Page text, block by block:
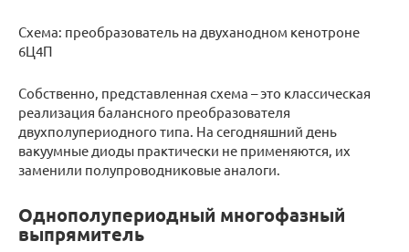
Схема: преобразователь на двуханодном кенотроне
6Ц4П
Собственно, представленная схема – это классическая
реализация балансного преобразователя
двухполупериодного типа. На сегодняшний день
вакуумные диоды практически не применяются, их
заменили полупроводниковые аналоги.
Однополупериодный многофазный
выпрямитель